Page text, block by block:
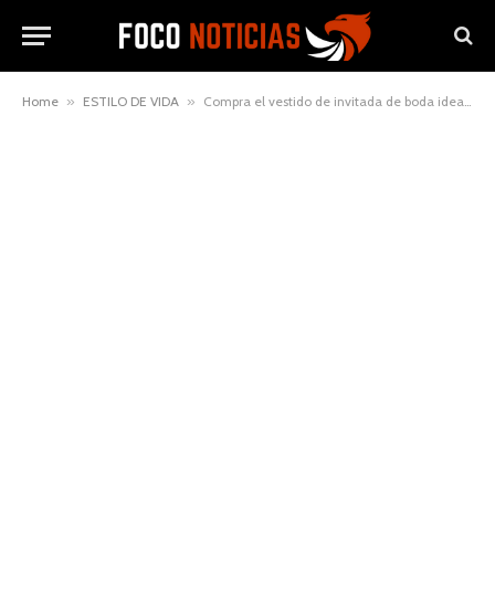
Home » ESTILO DE VIDA » Compra el vestido de invitada de boda ideal para esta temporada